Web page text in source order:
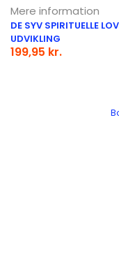
Mere information
DE SYV SPIRITUELLE
UDVIKLING
199,95 kr.